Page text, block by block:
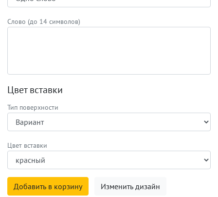
Слово (до 14 символов)
Цвет вставки
Тип поверхности
Цвет вставки
Добавить в корзину Изменить дизайн